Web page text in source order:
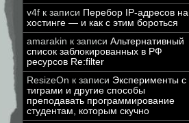
v4f к записи Перебор IP-адресов на
хостинге — и как с этим бороться
amarakin к записи Альтернативный
список заблокированных в РФ
ресурсов Re:filter
ResizeOn к записи Эксперименты с
тиграми и другие способы
преподавать программирование
студентам, которым скучно